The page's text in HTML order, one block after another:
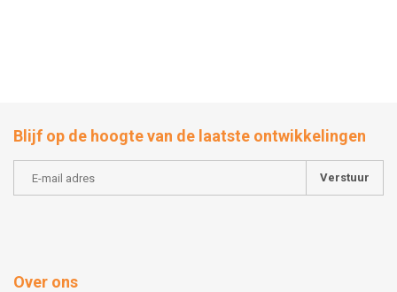
Blijf op de hoogte van de laatste ontwikkelingen
Verstuur
Over ons